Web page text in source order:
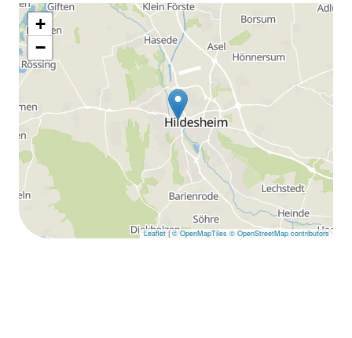
+
−
Leaflet | © OpenMapTiles © OpenStreetMap contributors